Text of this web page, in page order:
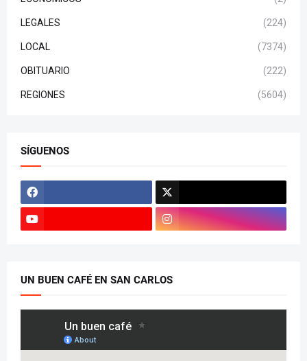
LEGALES (224)
LOCAL (7374)
OBITUARIO (222)
REGIONES (5604)
SÍGUENOS
UN BUEN CAFÉ EN SAN CARLOS